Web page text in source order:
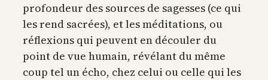
profondeur des sources de sagesses (ce qui
les rend sacrées), et les méditations, ou
réflexions qui peuvent en découler du
point de vue humain, révélant du même
coup tel un écho, chez celui ou celle qui les